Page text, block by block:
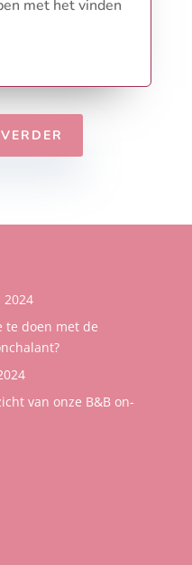
met het vinden
2024
te doen met de
van onze B&B on-